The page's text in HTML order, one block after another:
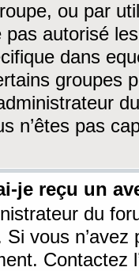
ou par
pas autorisé
dans
groupes
n’êtes pas
je reçu un
du
Si vous
Contactez